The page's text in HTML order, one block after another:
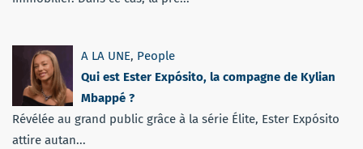
A LA UNE, People
Qui est Ester Expósito, la compagne de Kylian
Mbappé ?
Révélée au grand public grâce à la série Élite, Ester Expósito
attire autan...